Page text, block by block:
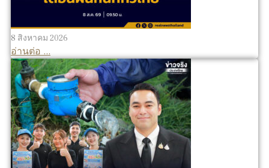
8 สิงหาคม 2026
อ่านต่อ ...